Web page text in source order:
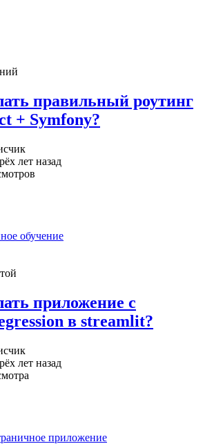
правильный роутинг
+ Symfony?
лет назад
обучение
приложение с
в streamlit?
лет назад
приложение